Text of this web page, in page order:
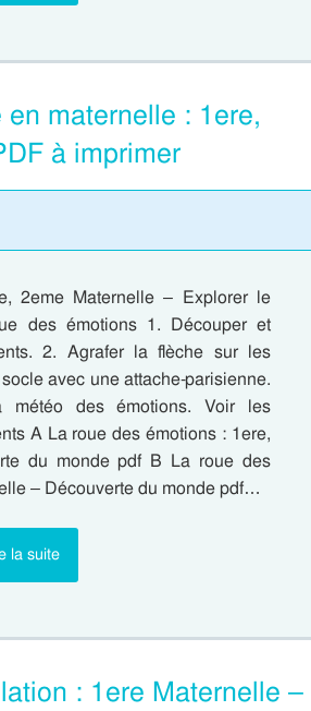
maternelle : 1ere,
à imprimer
2eme Maternelle – Explorer le
des émotions 1. Découper et
2. Agrafer la flèche sur les
avec une attache-parisienne.
des émotions. Voir les
A La roue des émotions : 1ere,
du monde pdf B La roue des
– Découverte du monde pdf…
la suite
: 1ere Maternelle –